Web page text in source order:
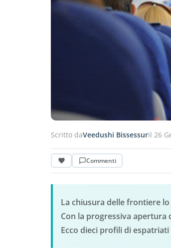
Scritto daVeedushi Bissessuril 26
Commenti
La chiusura delle frontiere
Con la progressiva
Ecco dieci profili di